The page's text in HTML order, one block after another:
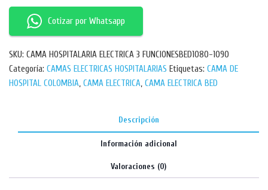
Cotizar por Whatsapp
SKU: CAMA HOSPITALARIA ELECTRICA 3 FUNCIONESBED1080-1090
Categoría: CAMAS ELECTRICAS HOSPITALARIAS Etiquetas: CAMA DE
HOSPITAL COLOMBIA, CAMA ELECTRICA, CAMA ELECTRICA BED
Descripción
Información adicional
Valoraciones (0)